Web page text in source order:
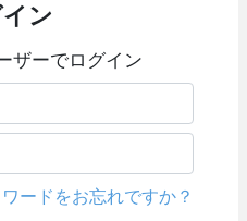
ン
ザーでログイン
ードをお忘れですか？